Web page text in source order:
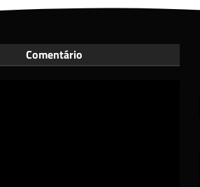
Comentário